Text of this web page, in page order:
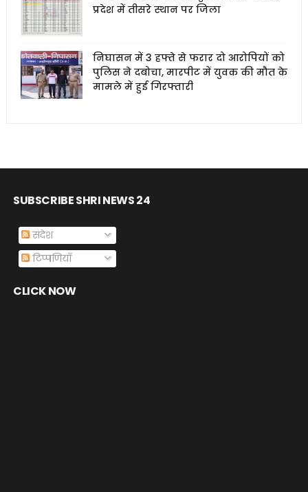
प्रदेश में तीसरे स्थान पर जिला
निघासन में 3 हफ्ते से फरार दो आरोपियों को
पुलिस ने दबोचा, मारपीट में युवक की मौत के
मामले में हुई गिरफ्तारी
SUBSCRIBE SHRI NEWS 24
संदेश
टिप्पणियाँ
CLICK NOW